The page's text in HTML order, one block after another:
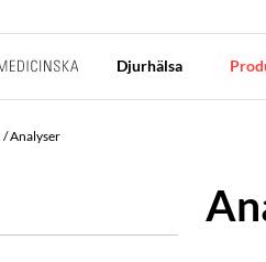
Djurhälsa
Analyser